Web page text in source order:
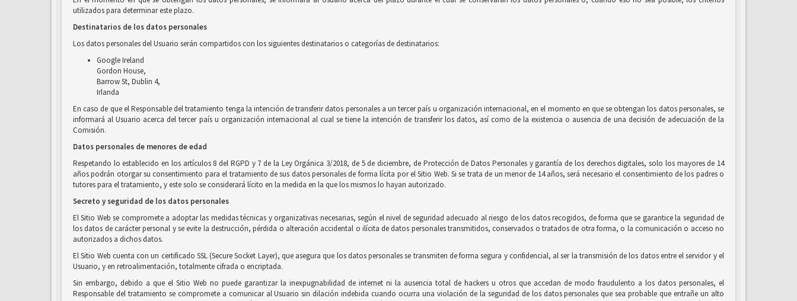
utilizados para determinar este plazo.
Destinatarios de los datos personales
Los datos personales del Usuario serán compartidos con los siguientes destinatarios o categorías de destinatarios:
Google Ireland
Gordon House,
Barrow St, Dublin 4,
Irlanda
En caso de que el Responsable del tratamiento tenga la intención de transferir datos personales a un tercer país u organización internacional, en el momento en que se obtengan los datos personales, se
informará al Usuario acerca del tercer país u organización internacional al cual se tiene la intención de transferir los datos, así como de la existencia o ausencia de una decisión de adecuación de la
Comisión.
Datos personales de menores de edad
Respetando lo establecido en los artículos 8 del RGPD y 7 de la Ley Orgánica 3/2018, de 5 de diciembre, de Protección de Datos Personales y garantía de los derechos digitales, solo los mayores de 14
años podrán otorgar su consentimiento para el tratamiento de sus datos personales de forma lícita por el Sitio Web. Si se trata de un menor de 14 años, será necesario el consentimiento de los padres o
tutores para el tratamiento, y este solo se considerará lícito en la medida en la que los mismos lo hayan autorizado.
Secreto y seguridad de los datos personales
El Sitio Web se compromete a adoptar las medidas técnicas y organizativas necesarias, según el nivel de seguridad adecuado al riesgo de los datos recogidos, de forma que se garantice la seguridad de
los datos de carácter personal y se evite la destrucción, pérdida o alteración accidental o ilícita de datos personales transmitidos, conservados o tratados de otra forma, o la comunicación o acceso no
autorizados a dichos datos.
El Sitio Web cuenta con un certificado SSL (Secure Socket Layer), que asegura que los datos personales se transmiten de forma segura y confidencial, al ser la transmisión de los datos entre el servidor y el
Usuario, y en retroalimentación, totalmente cifrada o encriptada.
Sin embargo, debido a que el Sitio Web no puede garantizar la inexpugnabilidad de internet ni la ausencia total de hackers u otros que accedan de modo fraudulento a los datos personales, el
Responsable del tratamiento se compromete a comunicar al Usuario sin dilación indebida cuando ocurra una violación de la seguridad de los datos personales que sea probable que entrañe un alto